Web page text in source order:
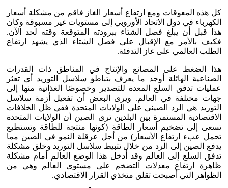
كل هذه المعوقات ومع ارتفاع أسعار الغاز فاقم من مشكلة أسعار
الكهرباء في دول الاتحاد الأوروبي إلى مستويات غير مسبوقة وكان
هذا قبل أن يبلغ فصل الشتاء ببرودته المتوقعة وقته لحد الآن.
فكيف بالأمر مع الإقبال على فصل الشتاء الذي يشهد ارتفاع
الطلب العالمي على غاز التدفئة.
هذا الضغط على المصانع والإنتاج في المناطق ذات القدرات
الصناعية الهائلة أوجد ما يعرف بتباطؤ سلاسل التوريد أي تعثر
عمليات تدفق السلع المعدة للتصدير وخصوصًا الغذائية منها إلى
جهات مختلفة في العالم. ويرى البعض أن تفعيل أزمة سلاسل
التوريد هي الرد الصيني على الولايات المتحدة ففي ظل الخلافات
الاقتصادية المستمرة بين البلدين ترى الصين أن الولايات المتحدة
تسعى إلى تضخيم أسعار الطاقة (كونها منتجة للطاقة وتستطيع
تحمل عبء ارتفاع الأسعار) من أجل عرقلة النمو في الصين مما
يدفع الصين إلى الرد من خلال تثبيط سلاسل التوريد وخلق مشكلة
تدفق السلع إلى العالم وقد أدخل هذا الوضع العالم أمام مشكلة
ظاهرة ارتفاع معدلات التضخم على مستوى العالم وهي من
الظواهر التي أصبحت تقلق متخذي القرار الاقتصادي.